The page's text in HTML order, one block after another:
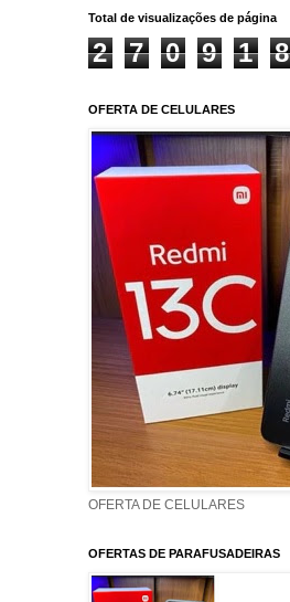
Total de visualizações de página
2 7 0 9 1 8
OFERTA DE CELULARES
OFERTA DE CELULARES
OFERTAS DE PARAFUSADEIRAS